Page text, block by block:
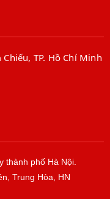
TP. Hồ Chí Minh
thành phố Hà Nội.
Trung Hòa, HN